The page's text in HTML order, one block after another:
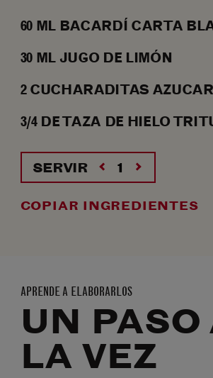
60 ML BACARDÍ CARTA
30 ML JUGO DE LIMÓN
2CUCHARADITAS
3/4DE TAZA DE HIELO
SERVIR
COPIAR INGREDIENTES
APRENDE A ELABORARLOS
UN PASO
LA VEZ